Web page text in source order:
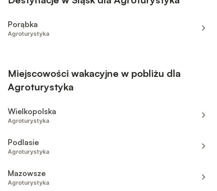
Porąbka
Agroturystyka
Miejscowości wakacyjne w pobliżu dla
Agroturystyka
Wielkopolska
Agroturystyka
Podlasie
Agroturystyka
Mazowsze
Agroturystyka